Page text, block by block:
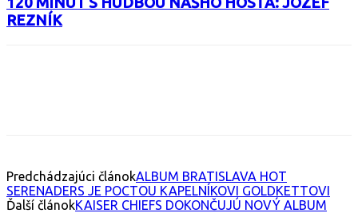
REZNÍK
Predchádzajúci článokALBUM BRATISLAVA HOT
SERENADERS JE POCTOU KAPELNÍKOVI GOLDKETTOVI
Ďalší článokKAISER CHIEFS DOKONČUJÚ NOVÝ ALBUM